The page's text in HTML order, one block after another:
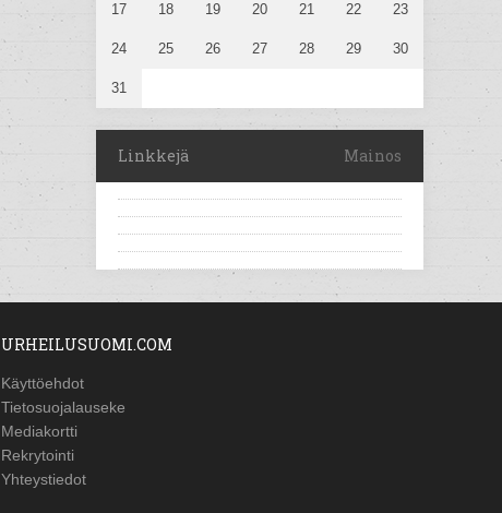
17 18 19 20 21 22 23
24 25 26 27 28 29 30
31
Linkkejä Mainos
URHEILUSUOMI.COM
Käyttöehdot
Tietosuojalauseke
Mediakortti
Rekrytointi
Yhteystiedot